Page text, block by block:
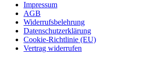
Impressum
AGB
Widerrufsbelehrung
Datenschutzerklärung
Cookie-Richtlinie (EU)
Vertrag widerrufen